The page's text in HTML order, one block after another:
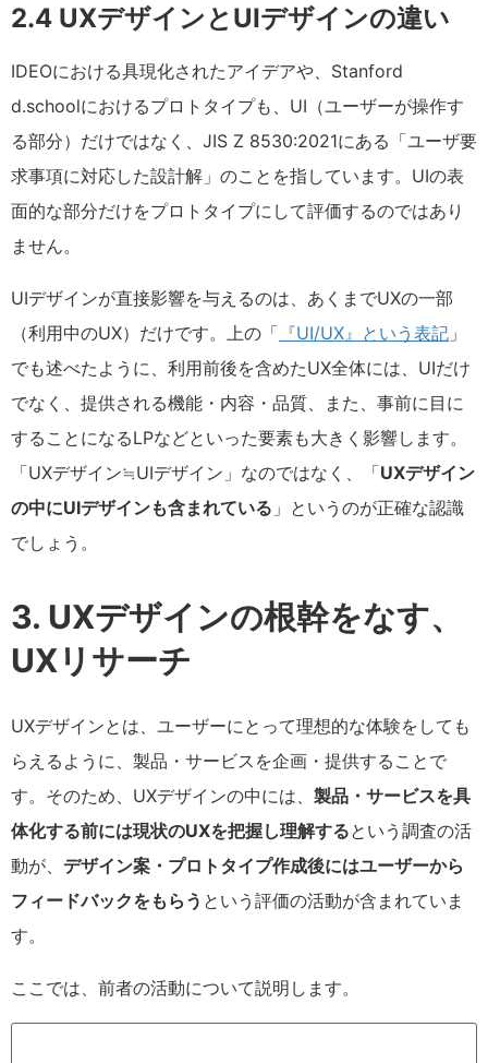
2.4 UXデザインとUIデザインの違い
IDEOにおける具現化されたアイデアや、Stanford
d.schoolにおけるプロトタイプも、UI（ユーザーが操作す
る部分）だけではなく、JIS Z 8530:2021にある「ユーザ要
求事項に対応した設計解」のことを指しています。UIの表
面的な部分だけをプロトタイプにして評価するのではあり
ません。
UIデザインが直接影響を与えるのは、あくまでUXの一部
（利用中のUX）だけです。上の「 『UI/UX』という表記 」
でも述べたように、利用前後を含めたUX全体には、UIだけ
でなく、提供される機能・内容・品質、また、事前に目に
することになるLPなどといった要素も大きく影響します。
「UXデザイン≒UIデザイン」なのではなく、「UXデザイン
の中にUIデザインも含まれている 」というのが正確な認識
でしょう。
3. UXデザインの根幹をなす、
UXリサーチ
UXデザインとは、ユーザーにとって理想的な体験をしても
らえるように、製品・サービスを企画・提供することで
す。そのため、UXデザインの中には、 製品・サービスを具
体化する前には現状のUXを把握し理解するという調査の活
動が、 デザイン案・プロトタイプ作成後にはユーザーから
フィードバックをもらう という評価の活動が含まれていま
す。
ここでは、前者の活動について説明します。